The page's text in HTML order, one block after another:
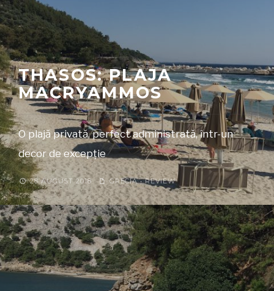
THASOS: PLAJA
MACRYAMMOS
O plajă privată, perfect administrată, într-un
decor de excepție
28 AUGUST 2018 GRECIA•REVIEW